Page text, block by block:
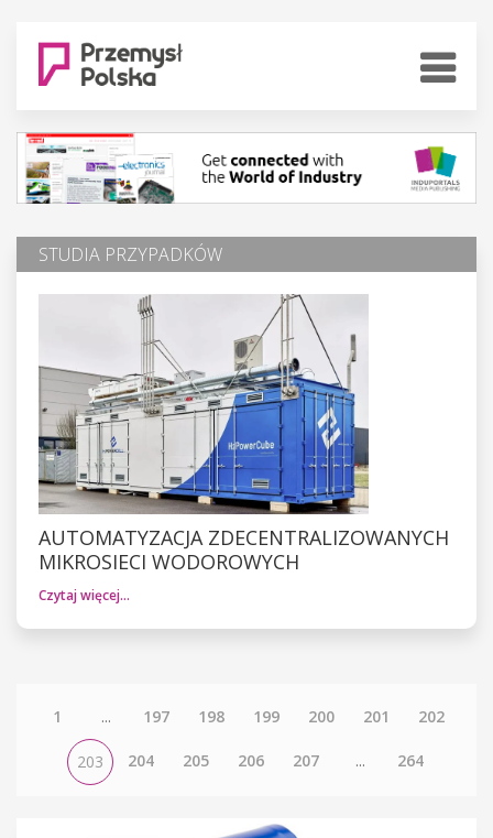
STUDIA PRZYPADKÓW
AUTOMATYZACJA ZDECENTRALIZOWANYCH
MIKROSIECI WODOROWYCH
Czytaj więcej…
1 ... 197 198 199 200 201 202
203 204 205 206 207 ... 264